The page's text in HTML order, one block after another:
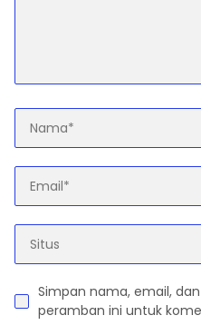
Simpan nama, email,
peramban ini untuk